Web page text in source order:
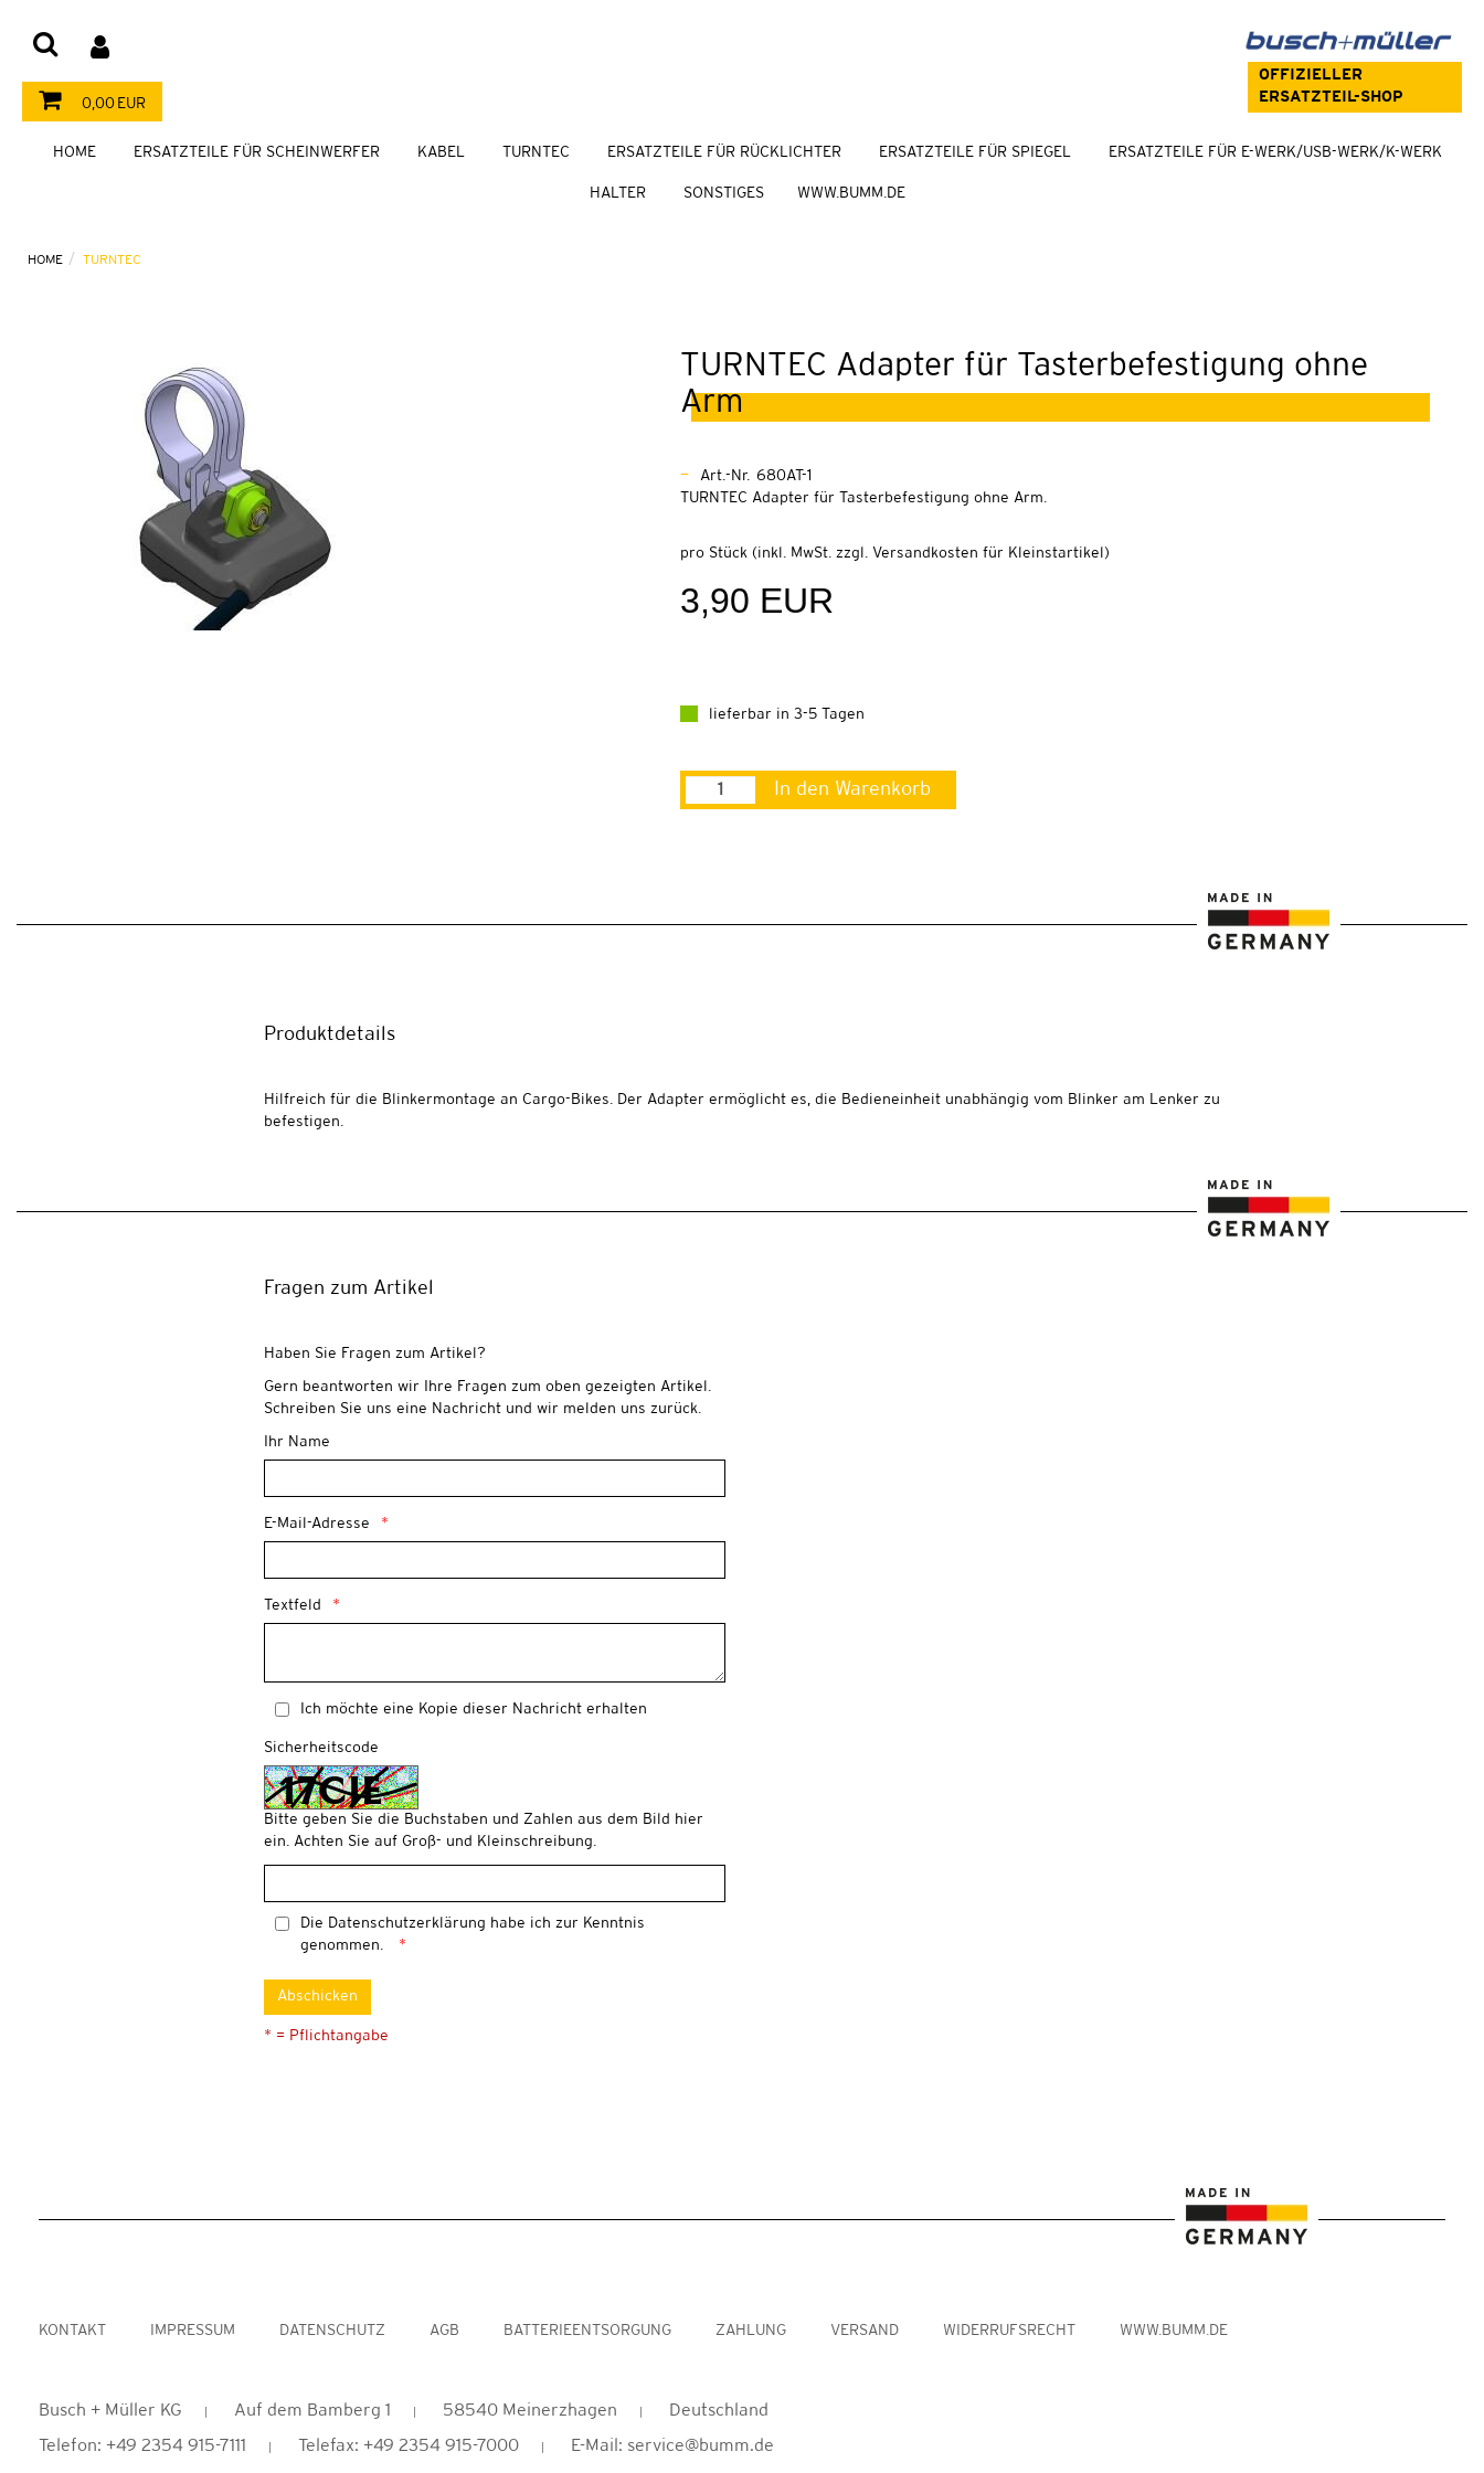
0,00 EUR
OFFIZIELLER
ERSATZTEIL-SHOP
HOME ERSATZTEILE FÜR SCHEINWERFER KABEL TURNTEC ERSATZTEILE FÜR RÜCKLICHTER ERSATZTEILE FÜR SPIEGEL ERSATZTEILE FÜR E-WERK/USB-WERK/K-WERK
HALTER SONSTIGES WWW.BUMM.DE
HOME TURNTEC
TURNTEC Adapter für Tasterbefestigung ohne
Arm
Art.-Nr. 680AT-1
TURNTEC Adapter für Tasterbefestigung ohne Arm.
pro Stück (inkl. MwSt. zzgl. Versandkosten für Kleinstartikel )
3,90 EUR
lieferbar in 3-5 Tagen
In den Warenkorb
Produktdetails
Hilfreich für die Blinkermontage an Cargo-Bikes. Der Adapter ermöglicht es, die Bedieneinheit unabhängig vom Blinker am Lenker zu
befestigen.
Fragen zum Artikel
Haben Sie Fragen zum Artikel?
Gern beantworten wir Ihre Fragen zum oben gezeigten Artikel.
Schreiben Sie uns eine Nachricht und wir melden uns zurück.
Ihr Name
E-Mail-Adresse
Textfeld
Ich möchte eine Kopie dieser Nachricht erhalten
Sicherheitscode
Bitte geben Sie die Buchstaben und Zahlen aus dem Bild hier
ein. Achten Sie auf Groß- und Kleinschreibung.
Die Datenschutzerklärung habe ich zur Kenntnis
genommen.
Abschicken
* = Pflichtangabe
KONTAKT IMPRESSUM DATENSCHUTZ AGB BATTERIEENTSORGUNG ZAHLUNG VERSAND WIDERRUFSRECHT WWW.BUMM.DE
Busch + Müller KG Auf dem Bamberg 1 58540 Meinerzhagen Deutschland
Telefon: +49 2354 915-7111 Telefax: +49 2354 915-7000 E-Mail: service@bumm.de